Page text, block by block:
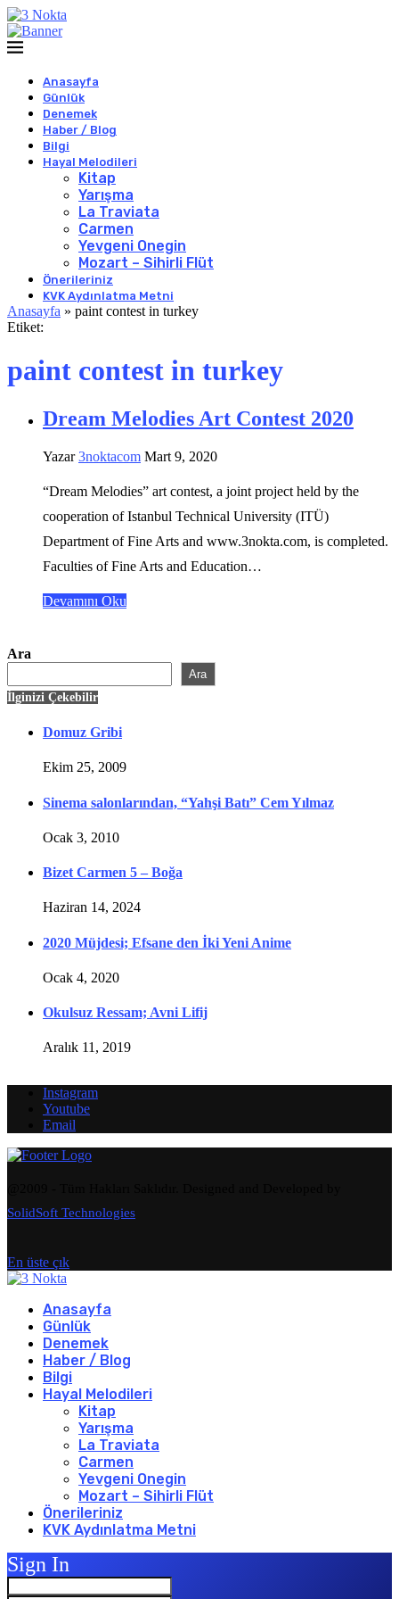
Anasayfa
Günlük
Denemek
Haber / Blog
Bilgi
Hayal Melodileri
Kitap
Yarışma
La Traviata
Carmen
Yevgeni Onegin
Mozart – Sihirli Flüt
Önerileriniz
KVK Aydınlatma Metni
Anasayfa » paint contest in turkey
Etiket:
paint contest in turkey
Dream Melodies Art Contest 2020
Yazar3noktacom Mart 9, 2020
“Dream Melodies” art contest, a joint project held by the
cooperation of Istanbul Technical University (ITÜ)
Department of Fine Arts and www.3nokta.com, is completed.
Faculties of Fine Arts and Education…
Devamını Oku
Ara
Ara
İlginizi Çekebilir
Domuz Gribi
Ekim 25, 2009
Sinema salonlarından, “Yahşi Batı” Cem Yılmaz
Ocak 3, 2010
Bizet Carmen 5 – Boğa
Haziran 14, 2024
2020 Müjdesi; Efsane den İki Yeni Anime
Ocak 4, 2020
Okulsuz Ressam; Avni Lifij
Aralık 11, 2019
Instagram
Youtube
Email
SolidSoft Technologies
En üste çık
Anasayfa
Günlük
Denemek
Haber / Blog
Bilgi
Hayal Melodileri
Kitap
Yarışma
La Traviata
Carmen
Yevgeni Onegin
Mozart – Sihirli Flüt
Önerileriniz
KVK Aydınlatma Metni
Sign In